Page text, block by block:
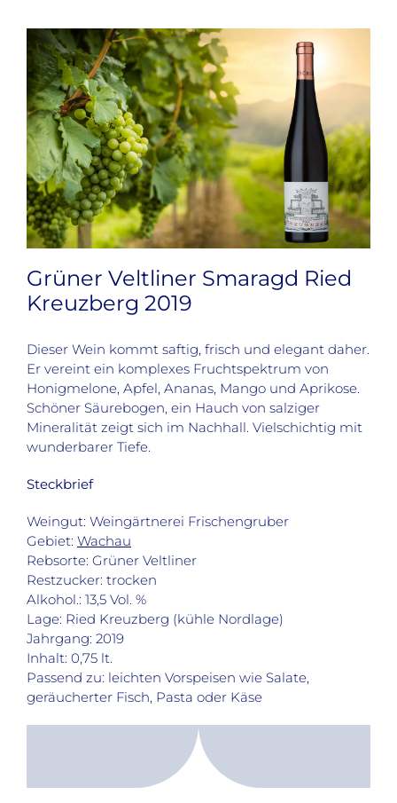
Grüner Veltliner Smaragd Ried
Kreuzberg 2019
Dieser Wein kommt saftig, frisch und elegant daher.
Er vereint ein komplexes Fruchtspektrum von
Honigmelone, Apfel, Ananas, Mango und Aprikose.
Schöner Säurebogen, ein Hauch von salziger
Mineralität zeigt sich im Nachhall. Vielschichtig mit
wunderbarer Tiefe.
Steckbrief
Weingut: Weingärtnerei Frischengruber
Gebiet: Wachau
Rebsorte: Grüner Veltliner
Restzucker: trocken
Alkohol.: 13,5 Vol. %
Lage: Ried Kreuzberg (kühle Nordlage)
Jahrgang: 2019
Inhalt: 0,75 lt.
Passend zu: leichten Vorspeisen wie Salate,
geräucherter Fisch, Pasta oder Käse